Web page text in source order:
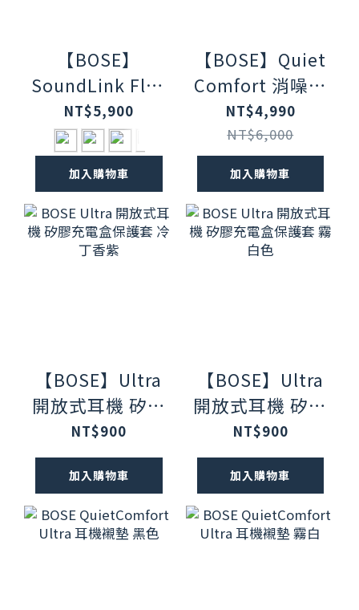
【BOSE】
SoundLink Flex
可攜式揚聲器(第
二代) 八色任選
NT$5,900
加入購物車
【BOSE】Quiet
Comfort 消噪耳
塞 晨霧白
NT$4,990
NT$6,000
加入購物車
【BOSE】Ultra
開放式耳機 矽膠
充電盒保護套 冷
丁香紫
NT$900
加入購物車
【BOSE】Ultra
開放式耳機 矽膠
充電盒保護套 霧
白色
NT$900
加入購物車